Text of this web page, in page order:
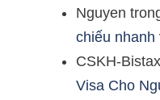
Nguyen
chiếu nhanh
CSKH-Bistax
Visa Cho